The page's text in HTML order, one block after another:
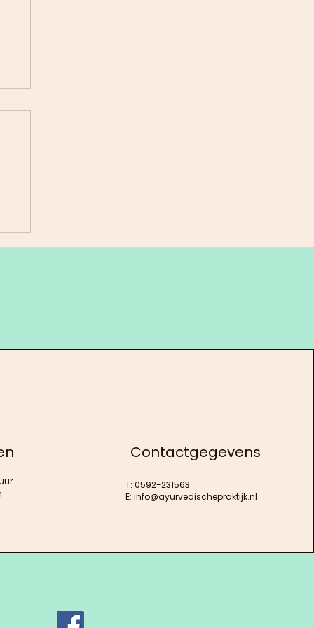
Contactgegevens
T: 0592-231563
E:info@ayurvedischepraktijk.nl